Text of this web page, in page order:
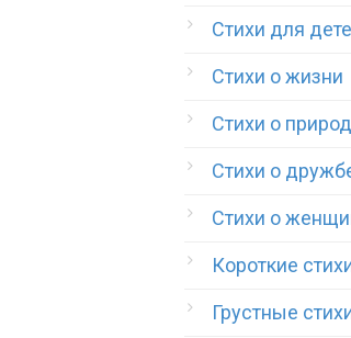
Стихи для
Стихи о жизни
Стихи о
Стихи о
Стихи о
Короткие
Грустные